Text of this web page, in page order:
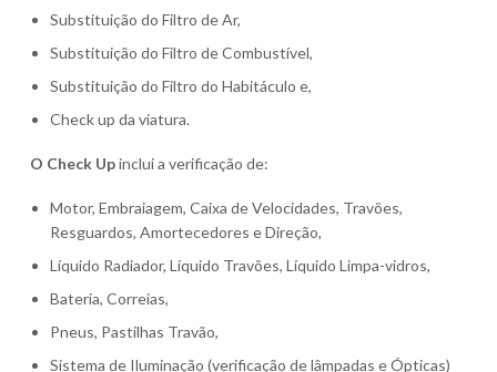
Substituição do Filtro de Ar,
Substituição do Filtro de Combustível,
Substituição do Filtro do Habitáculo e,
Check up da viatura.
O Check Upinclui a verificação de:
Motor, Embraiagem, Caixa de Velocidades, Travões,
Resguardos, Amortecedores e Direção,
Líquido Radiador, Líquido Travões, Líquido Limpa-vidros,
Bateria, Correias,
Pneus, Pastilhas Travão,
Sistema de Iluminação (verificação de lâmpadas e Ópticas)